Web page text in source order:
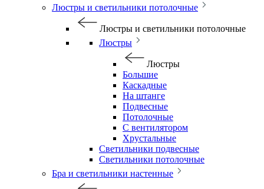
Люстры и светильники потолочные
Люстры и светильники потолочные
Люстры
Люстры
Большие
Каскадные
На штанге
Подвесные
Потолочные
С вентилятором
Хрустальные
Светильники подвесные
Светильники потолочные
Бра и светильники настенные